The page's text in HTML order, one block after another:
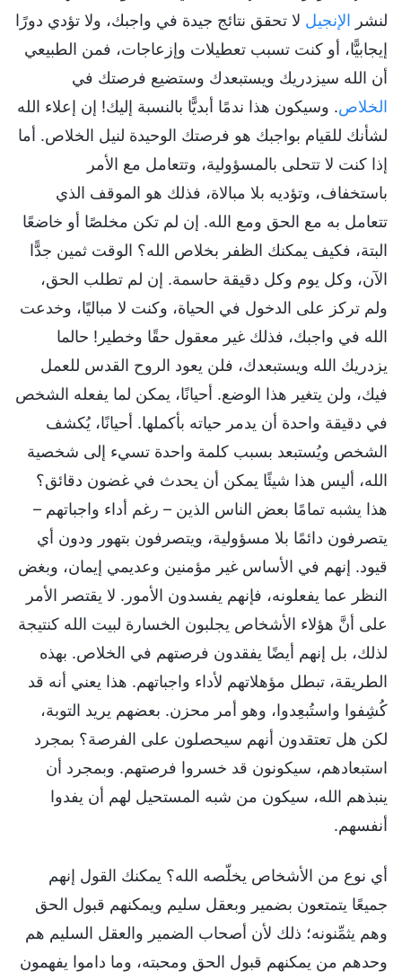
لنشر الإنجيل لا تحقق نتائج جيدة في واجبك، ولا تؤدي دورًا
إيجابيًّا، أو كنت تسبب تعطيلات وإزعاجات، فمن الطبيعي
أن الله سيزدريك ويستبعدك وستضيع فرصتك في
الخلاص. وسيكون هذا ندمًا أبديًّا بالنسبة إليك! إن إعلاء الله
لشأنك للقيام بواجبك هو فرصتك الوحيدة لنيل الخلاص. أما
إذا كنت لا تتحلى بالمسؤولية، وتتعامل مع الأمر
باستخفاف، وتؤديه بلا مبالاة، فذلك هو الموقف الذي
تتعامل به مع الحق ومع الله. إن لم تكن مخلصًا أو خاضعًا
البتة، فكيف يمكنك الظفر بخلاص الله؟ الوقت ثمين جدًّا
الآن، وكل يوم وكل دقيقة حاسمة. إن لم تطلب الحق،
ولم تركز على الدخول في الحياة، وكنت لا مباليًا، وخدعت
الله في واجبك، فذلك غير معقول حقًا وخطير! حالما
يزدريك الله ويستبعدك، فلن يعود الروح القدس للعمل
فيك، ولن يتغير هذا الوضع. أحيانًا، يمكن لما يفعله الشخص
في دقيقة واحدة أن يدمر حياته بأكملها. أحيانًا، يُكشف
الشخص ويُستبعد بسبب كلمة واحدة تسيء إلى شخصية
الله، أليس هذا شيئًا يمكن أن يحدث في غضون دقائق؟
هذا يشبه تمامًا بعض الناس الذين – رغم أداء واجباتهم –
يتصرفون دائمًا بلا مسؤولية، ويتصرفون بتهور ودون أي
قيود. إنهم في الأساس غير مؤمنين وعديمي إيمان، وبغض
النظر عما يفعلونه، فإنهم يفسدون الأمور. لا يقتصر الأمر
على أنَّ هؤلاء الأشخاص يجلبون الخسارة لبيت الله كنتيجة
لذلك، بل إنهم أيضًا يفقدون فرصتهم في الخلاص. بهذه
الطريقة، تبطل مؤهلاتهم لأداء واجباتهم. هذا يعني أنه قد
كُشِفوا واستُبعِدوا، وهو أمر محزن. بعضهم يريد التوبة،
لكن هل تعتقدون أنهم سيحصلون على الفرصة؟ بمجرد
استبعادهم، سيكونون قد خسروا فرصتهم. وبمجرد أن
ينبذهم الله، سيكون من شبه المستحيل لهم أن يفدوا
أنفسهم.
أي نوع من الأشخاص يخلّصه الله؟ يمكنك القول إنهم
جميعًا يتمتعون بضمير وبعقل سليم ويمكنهم قبول الحق
وهم يثمِّنونه؛ ذلك لأن أصحاب الضمير والعقل السليم هم
وحدهم من يمكنهم قبول الحق ومحبته، وما داموا يفهمون